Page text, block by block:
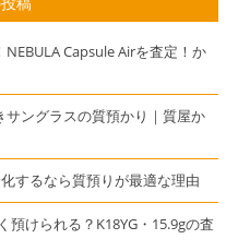
Capsule Airを査定！か
サングラスの質預かり｜質屋か
するなら質預りが最適な理由
預けられる？K18YG・15.9gの査